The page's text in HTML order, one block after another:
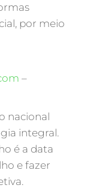
por meio
–
nacional
integral.
é a data
e fazer